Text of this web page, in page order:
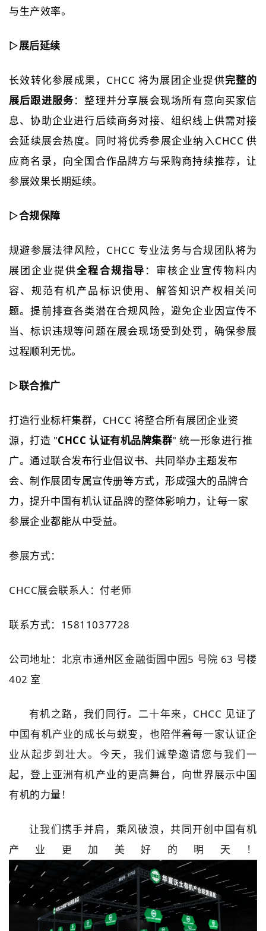
与生产效率。
▷展后延续
长效转化参展成果，CHCC 将为展团企业提供完整的
展后跟进服务：整理并分享展会现场所有意向买家信
息、协助企业进行后续商务对接、组织线上供需对接
会延续展会热度。同时将优秀参展企业纳入CHCC 供
应商名录，向全国合作品牌方与采购商持续推荐，让
参展效果长期延续。
▷合规保障
规避参展法律风险，CHCC 专业法务与合规团队将为
展团企业提供全程合规指导 ：审核企业宣传物料内
容、规范有机产品标识使用、解答知识产权相关问
题。提前排查各类潜在合规风险，避免企业因宣传不
当、标识违规等问题在展会现场受到处罚，确保参展
过程顺利无忧。
▷联合推广
打造行业标杆集群，CHCC 将整合所有展团企业资
源，打造 "CHCC 认证有机品牌集群" 统一形象进行推
广。通过联合发布行业倡议书、共同举办主题发布
会、制作展团专属宣传册等方式，形成强大的品牌合
力，提升中国有机认证品牌的整体影响力，让每一家
参展企业都能从中受益。
参展方式：
CHCC展会联系人：付老师
联系方式：15811037728
公司地址：北京市通州区金融街园中园5 号院 63 号楼
402 室
有机之路，我们同行。二十年来，CHCC 见证了
中国有机产业的成长与蜕变，也陪伴着每一家认证企
业从起步到壮大。今天，我们诚挚邀请您与我们一
起，登上亚洲有机产业的更高舞台，向世界展示中国
有机的力量！
让我们携手并肩，乘风破浪，共同开创中国有机
产业更加美好的明天！